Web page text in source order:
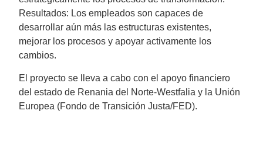
Resultados: Los empleados son capaces de
desarrollar aún más las estructuras existentes,
mejorar los procesos y apoyar activamente los
cambios.
El proyecto se lleva a cabo con el apoyo financiero
del estado de Renania del Norte-Westfalia y la Unión
Europea (Fondo de Transición Justa/FED).